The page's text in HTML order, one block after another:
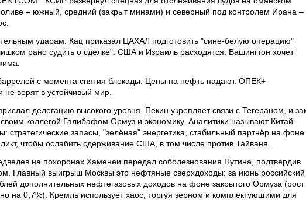
– южный, средний (закрыт минами) и северный под контролем Ирана –
ударам. Кац приказал ЦАХАЛ подготовить "сине-белую операцию"
рано судить о сделке". США и Израиль расходятся: Вашингтон хочет
с момента снятия блокады. Цены на нефть падают. ОПЕК+
верят в устойчивый мир.
делегацию высокого уровня. Пекин укрепляет связи с Тегераном, и
коллегой Галибафом Ормуз и экономику. Аналитики называют Китай
запасы, "зелёная" энергетика, стабильный партнёр на фоне
чтобы ослабить сдерживание США, в том числе против Тайваня.
на похоронах Хаменеи передал соболезнования Путина, подтвердив
Главный выигрыш Москвы это нефтяные сверхдоходы: за июнь российский
дополнительных нефтегазовых доходов на фоне закрытого Ормуза (рост
на 0,7%). Кремль использует хаос, торгуя зерном и комплектующими для